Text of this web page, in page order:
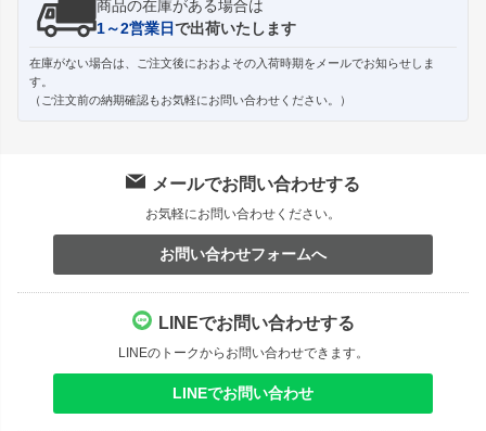
商品の在庫がある場合は
1～2営業日で出荷いたします
在庫がない場合は、ご注文後におおよその入荷時期をメールでお知らせしま
す。
（ご注文前の納期確認もお気軽にお問い合わせください。）
メールでお問い合わせする
お気軽にお問い合わせください。
お問い合わせフォームへ
LINEでお問い合わせする
LINEのトークからお問い合わせできます。
LINEでお問い合わせ